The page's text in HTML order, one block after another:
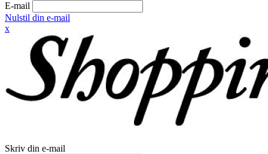
E-mail
Nulstil din e-mail
x
Skriv din e-mail